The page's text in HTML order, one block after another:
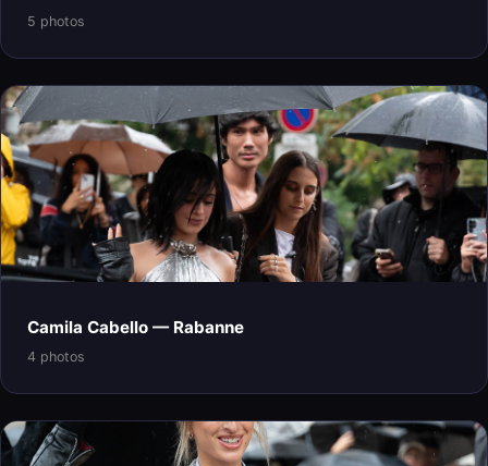
5 photos
Camila Cabello — Rabanne
4 photos